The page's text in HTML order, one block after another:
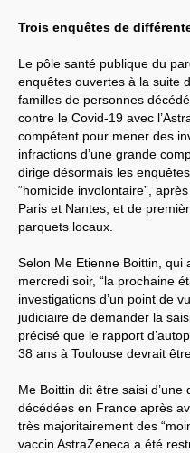
Trois enquêtes de
Le pôle santé publique du
enquêtes ouvertes à la suite
familles de personnes
contre le Covid-19 avec
compétent pour mener des
infractions d’une grande
dirige désormais les
“homicide involontaire”,
Paris et Nantes, et de
parquets locaux.
Selon Me Etienne Boittin, qui
mercredi soir, “la prochaine
investigations d’un point de
judiciaire de demander la
précisé que le rapport
38 ans à Toulouse devrait
Me Boittin dit être saisi
décédées en France après
très majoritairement des
vaccin AstraZeneca a été